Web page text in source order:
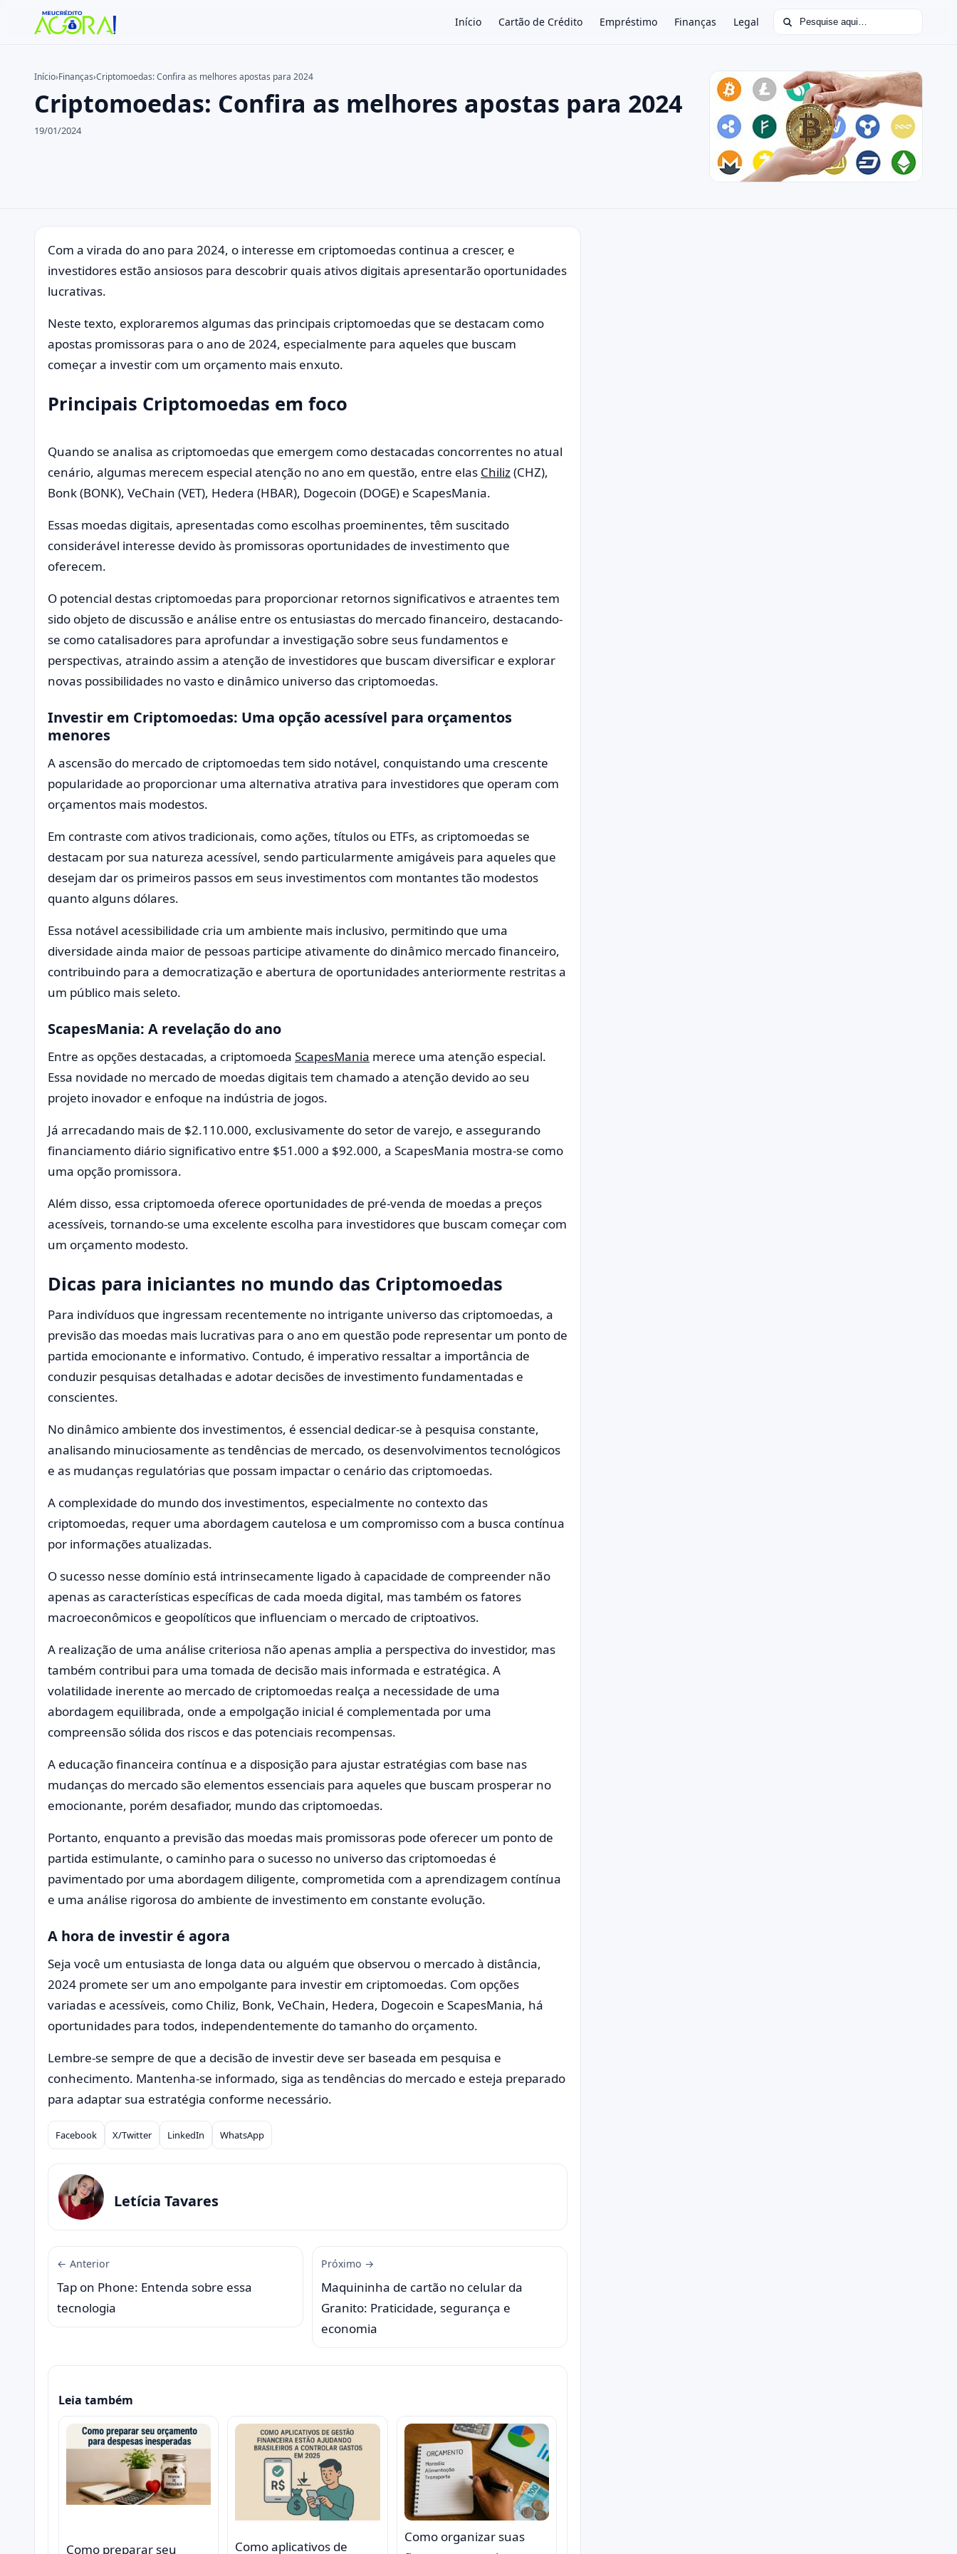
Início Cartão de Crédito Empréstimo Finanças Legal Buscar por:
Buscar no site ×
Buscar por:
Início›Finanças›Criptomoedas: Confira as melhores apostas para 2024
Criptomoedas: Confira as melhores apostas para 2024
19/01/2024
Com a virada do ano para 2024, o interesse em criptomoedas continua a crescer, e
investidores estão ansiosos para descobrir quais ativos digitais apresentarão oportunidades
lucrativas.
Neste texto, exploraremos algumas das principais criptomoedas que se destacam como
apostas promissoras para o ano de 2024, especialmente para aqueles que buscam
começar a investir com um orçamento mais enxuto.
Principais Criptomoedas em foco
Quando se analisa as criptomoedas que emergem como destacadas concorrentes no atual
cenário, algumas merecem especial atenção no ano em questão, entre elas Chiliz(CHZ),
Bonk (BONK), VeChain (VET), Hedera (HBAR), Dogecoin (DOGE) e ScapesMania.
Essas moedas digitais, apresentadas como escolhas proeminentes, têm suscitado
considerável interesse devido às promissoras oportunidades de investimento que
oferecem.
O potencial destas criptomoedas para proporcionar retornos significativos e atraentes tem
sido objeto de discussão e análise entre os entusiastas do mercado financeiro, destacando-
se como catalisadores para aprofundar a investigação sobre seus fundamentos e
perspectivas, atraindo assim a atenção de investidores que buscam diversificar e explorar
novas possibilidades no vasto e dinâmico universo das criptomoedas.
Investir em Criptomoedas: Uma opção acessível para orçamentos
menores
A ascensão do mercado de criptomoedas tem sido notável, conquistando uma crescente
popularidade ao proporcionar uma alternativa atrativa para investidores que operam com
orçamentos mais modestos.
Em contraste com ativos tradicionais, como ações, títulos ou ETFs, as criptomoedas se
destacam por sua natureza acessível, sendo particularmente amigáveis para aqueles que
desejam dar os primeiros passos em seus investimentos com montantes tão modestos
quanto alguns dólares.
Essa notável acessibilidade cria um ambiente mais inclusivo, permitindo que uma
diversidade ainda maior de pessoas participe ativamente do dinâmico mercado financeiro,
contribuindo para a democratização e abertura de oportunidades anteriormente restritas a
um público mais seleto.
ScapesMania: A revelação do ano
Entre as opções destacadas, a criptomoeda ScapesMania merece uma atenção especial.
Essa novidade no mercado de moedas digitais tem chamado a atenção devido ao seu
projeto inovador e enfoque na indústria de jogos.
Já arrecadando mais de $2.110.000, exclusivamente do setor de varejo, e assegurando
financiamento diário significativo entre $51.000 a $92.000, a ScapesMania mostra-se como
uma opção promissora.
Além disso, essa criptomoeda oferece oportunidades de pré-venda de moedas a preços
acessíveis, tornando-se uma excelente escolha para investidores que buscam começar com
um orçamento modesto.
Dicas para iniciantes no mundo das Criptomoedas
Para indivíduos que ingressam recentemente no intrigante universo das criptomoedas, a
previsão das moedas mais lucrativas para o ano em questão pode representar um ponto de
partida emocionante e informativo. Contudo, é imperativo ressaltar a importância de
conduzir pesquisas detalhadas e adotar decisões de investimento fundamentadas e
conscientes.
No dinâmico ambiente dos investimentos, é essencial dedicar-se à pesquisa constante,
analisando minuciosamente as tendências de mercado, os desenvolvimentos tecnológicos
e as mudanças regulatórias que possam impactar o cenário das criptomoedas.
A complexidade do mundo dos investimentos, especialmente no contexto das
criptomoedas, requer uma abordagem cautelosa e um compromisso com a busca contínua
por informações atualizadas.
O sucesso nesse domínio está intrinsecamente ligado à capacidade de compreender não
apenas as características específicas de cada moeda digital, mas também os fatores
macroeconômicos e geopolíticos que influenciam o mercado de criptoativos.
A realização de uma análise criteriosa não apenas amplia a perspectiva do investidor, mas
também contribui para uma tomada de decisão mais informada e estratégica. A
volatilidade inerente ao mercado de criptomoedas realça a necessidade de uma
abordagem equilibrada, onde a empolgação inicial é complementada por uma
compreensão sólida dos riscos e das potenciais recompensas.
A educação financeira contínua e a disposição para ajustar estratégias com base nas
mudanças do mercado são elementos essenciais para aqueles que buscam prosperar no
emocionante, porém desafiador, mundo das criptomoedas.
Portanto, enquanto a previsão das moedas mais promissoras pode oferecer um ponto de
partida estimulante, o caminho para o sucesso no universo das criptomoedas é
pavimentado por uma abordagem diligente, comprometida com a aprendizagem contínua
e uma análise rigorosa do ambiente de investimento em constante evolução.
A hora de investir é agora
Seja você um entusiasta de longa data ou alguém que observou o mercado à distância,
2024 promete ser um ano empolgante para investir em criptomoedas. Com opções
variadas e acessíveis, como Chiliz, Bonk, VeChain, Hedera, Dogecoin e ScapesMania, há
oportunidades para todos, independentemente do tamanho do orçamento.
Lembre-se sempre de que a decisão de investir deve ser baseada em pesquisa e
conhecimento. Mantenha-se informado, siga as tendências do mercado e esteja preparado
para adaptar sua estratégia conforme necessário.
Compartilhar
Facebook X/Twitter LinkedIn WhatsApp
Letícia Tavares
← Anterior
Tap on Phone: Entenda sobre essa
tecnologia
Próximo →
Maquininha de cartão no celular da
Granito: Praticidade, segurança e
economia
Leia também
Como preparar seu Como aplicativos de
Como organizar suas